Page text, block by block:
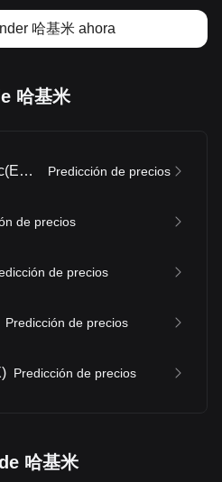
哈基米 ahora
哈基米
(ETC Predicción de precios
de precios
de precios
Predicción de precios
) Predicción de precios
哈基米